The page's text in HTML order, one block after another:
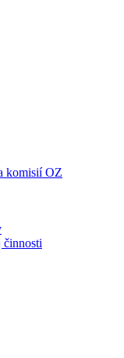
komisií OZ
činnosti